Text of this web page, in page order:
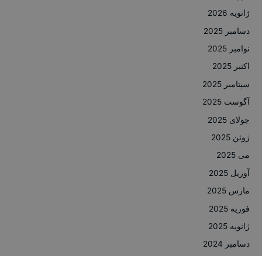
ژانویه 2026
دسامبر 2025
نوامبر 2025
اکتبر 2025
سپتامبر 2025
آگوست 2025
جولای 2025
ژوئن 2025
می 2025
آوریل 2025
مارس 2025
فوریه 2025
ژانویه 2025
دسامبر 2024